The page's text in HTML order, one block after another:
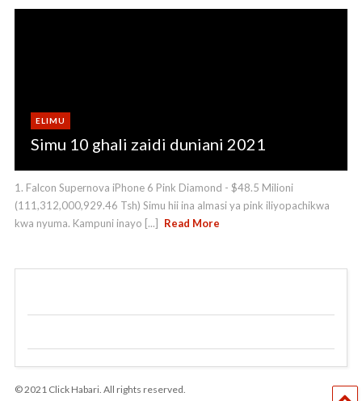
ELIMU
Simu 10 ghali zaidi duniani 2021
1. Falcon Supernova iPhone 6 Pink Diamond - $48.5 Milioni
(111,312,000,929.46 Tsh) Simu hii ina almasi ya pink iliyopachikwa
kwa nyuma. Kampuni inayo [...]
Read More
© 2021 Click Habari. All rights reserved.